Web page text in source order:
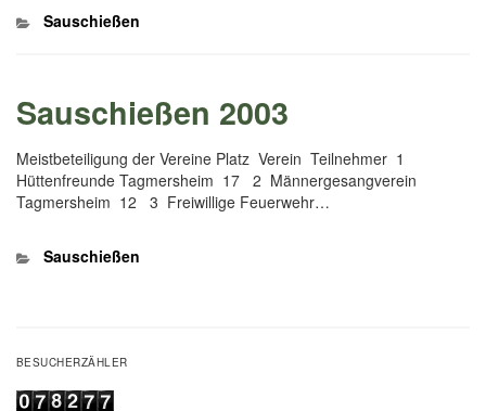
Kategorien
Sauschießen
Sauschießen 2003
Meistbeteiligung der Vereine Platz Verein Teilnehmer 1
Hüttenfreunde Tagmersheim 17 2 Männergesangverein
Tagmersheim 12 3 Freiwillige Feuerwehr…
Kategorien
Sauschießen
BESUCHERZÄHLER